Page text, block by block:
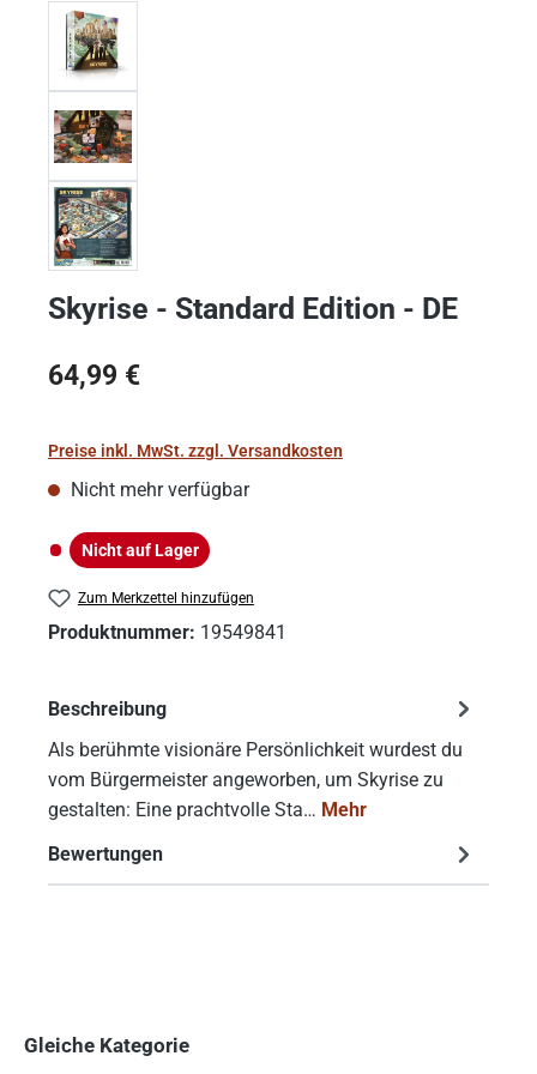
Skyrise - Standard Edition - DE
Regulärer Preis:
64,99 €
Preise inkl. MwSt. zzgl. Versandkosten
Nicht mehr verfügbar
Nicht auf Lager
Nicht auf Lager
Zum Merkzettel hinzufügen
Produktnummer: 19549841
Beschreibung
Als berühmte visionäre Persönlichkeit wurdest du
vom Bürgermeister angeworben, um Skyrise zu
gestalten: Eine prachtvolle Sta… Mehr
Bewertungen
Gleiche Kategorie